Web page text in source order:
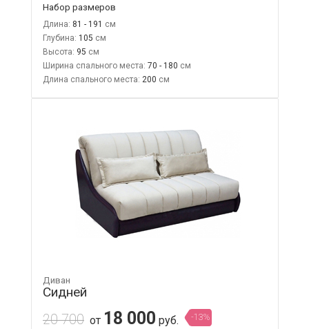
Набор размеров
Длина: 81 - 191
Глубина: 105
Высота: 95
Ширина спального места: 70 - 180
Длина спального места: 200
Диван
Сидней
20 700 от 18 000 руб. -13%